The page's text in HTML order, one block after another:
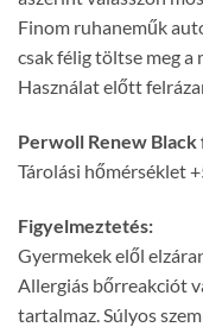
Finom ruhaneműk
csak félig töltse meg
Használat előtt
Perwoll Renew
Tárolási hőmérséklet
Figyelmeztetés:
Gyermekek elől
Allergiás bőrreakciót
tartalmaz. Súlyos